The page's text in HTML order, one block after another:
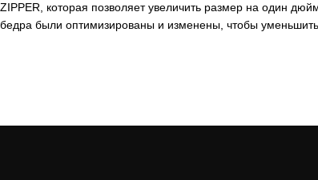
ZIPPER, которая позволяет увеличить размер на один
бедра были оптимизированы и изменены, чтобы